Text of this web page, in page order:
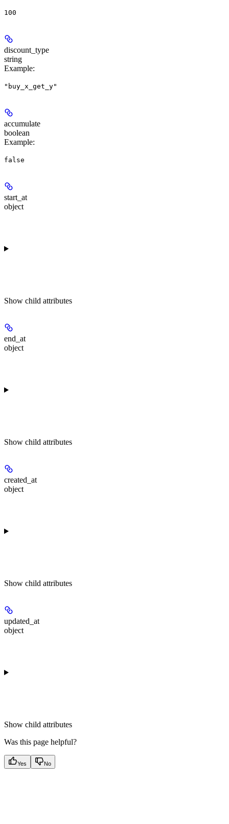
100
discount_type
string
Example:
"buy_x_get_y"
accumulate
boolean
Example:
false
start_at
object
Show child attributes
end_at
object
Show child attributes
created_at
object
Show child attributes
updated_at
object
Show child attributes
Was this page helpful?
Yes No